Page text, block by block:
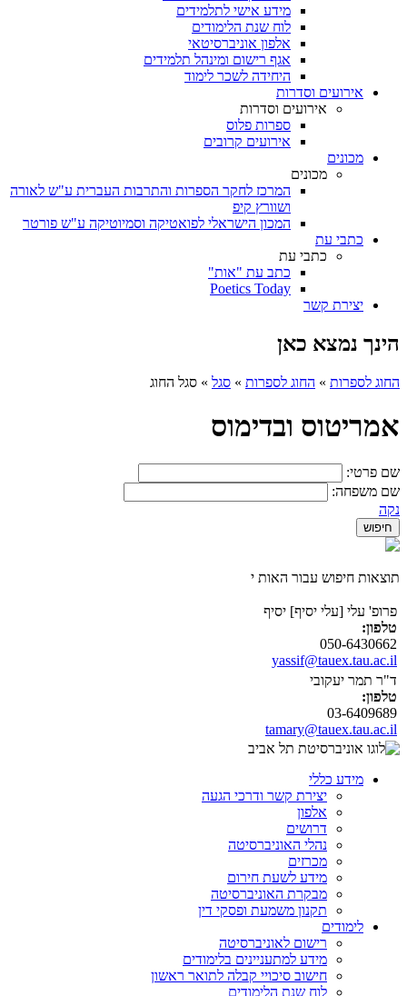
מידע אישי לתלמידים
לוח שנת הלימודים
אלפון אוניברסיטאי
אגף רישום ומינהל תלמידים
היחידה לשכר לימוד
אירועים וסדרות
אירועים וסדרות
ספרות פלוס
אירועים קרובים
מכונים
מכונים
המרכז לחקר הספרות והתרבות העברית ע"ש לאורה
ושוורץ קיפ
המכון הישראלי לפואטיקה וסמיוטיקה ע"ש פורטר
כתבי עת
כתבי עת
כתב עת "אות"
Poetics Today
יצירת קשר
הינך נמצא כאן
החוג לספרות » החוג לספרות » סגל » סגל החוג
אמריטוס ובדימוס
שם פרטי:
שם משפחה:
נקה
תוצאות חיפוש עבור האות י
פרופ' עלי [עלי יסיף] יסיף
טלפון:
050-6430662
yassif@tauex.tau.ac.il
ד"ר תמר יעקובי
טלפון:
03-6409689
tamary@tauex.tau.ac.il
מידע כללי
יצירת קשר ודרכי הגעה
אלפון
דרושים
נהלי האוניברסיטה
מכרזים
מידע לשעת חירום
מבקרת האוניברסיטה
תקנון משמעת ופסקי דין
לימודים
רישום לאוניברסיטה
מידע למתעניינים בלימודים
חישוב סיכויי קבלה לתואר ראשון
לוח שנת הלימודים